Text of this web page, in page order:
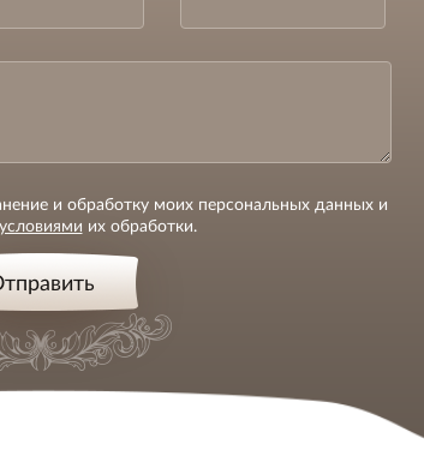
и обработку моих персональных данных и
условиями их обработки.